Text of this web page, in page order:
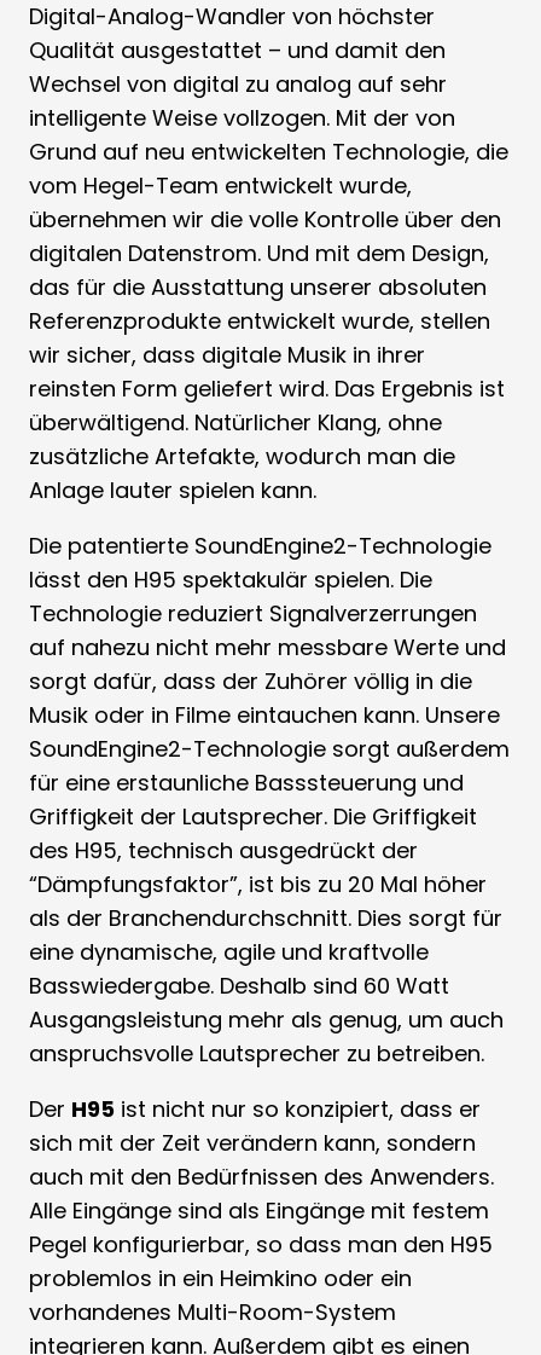
Digital-Analog-Wandler von höchster
Qualität ausgestattet – und damit den
Wechsel von digital zu analog auf sehr
intelligente Weise vollzogen. Mit der von
Grund auf neu entwickelten Technologie, die
vom Hegel-Team entwickelt wurde,
übernehmen wir die volle Kontrolle über den
digitalen Datenstrom. Und mit dem Design,
das für die Ausstattung unserer absoluten
Referenzprodukte entwickelt wurde, stellen
wir sicher, dass digitale Musik in ihrer
reinsten Form geliefert wird. Das Ergebnis ist
überwältigend. Natürlicher Klang, ohne
zusätzliche Artefakte, wodurch man die
Anlage lauter spielen kann.
Die patentierte SoundEngine2-Technologie
lässt den H95 spektakulär spielen. Die
Technologie reduziert Signalverzerrungen
auf nahezu nicht mehr messbare Werte und
sorgt dafür, dass der Zuhörer völlig in die
Musik oder in Filme eintauchen kann. Unsere
SoundEngine2-Technologie sorgt außerdem
für eine erstaunliche Basssteuerung und
Griffigkeit der Lautsprecher. Die Griffigkeit
des H95, technisch ausgedrückt der
“Dämpfungsfaktor”, ist bis zu 20 Mal höher
als der Branchendurchschnitt. Dies sorgt für
eine dynamische, agile und kraftvolle
Basswiedergabe. Deshalb sind 60 Watt
Ausgangsleistung mehr als genug, um auch
anspruchsvolle Lautsprecher zu betreiben.
Der H95 ist nicht nur so konzipiert, dass er
sich mit der Zeit verändern kann, sondern
auch mit den Bedürfnissen des Anwenders.
Alle Eingänge sind als Eingänge mit festem
Pegel konfigurierbar, so dass man den H95
problemlos in ein Heimkino oder ein
vorhandenes Multi-Room-System
integrieren kann. Außerdem gibt es einen